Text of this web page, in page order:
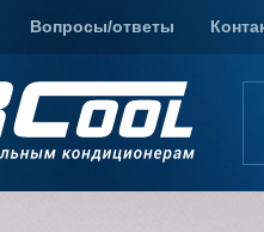
Вопросы/ответы